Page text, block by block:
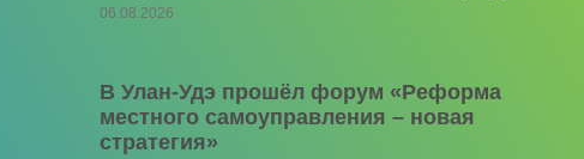
06.08.2026
В Улан-Удэ прошёл форум «Реформа
местного самоуправления – новая
стратегия»